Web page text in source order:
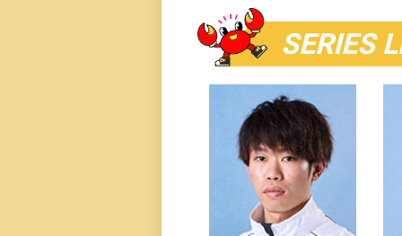
三国専属記者の
直前予想
SERIES